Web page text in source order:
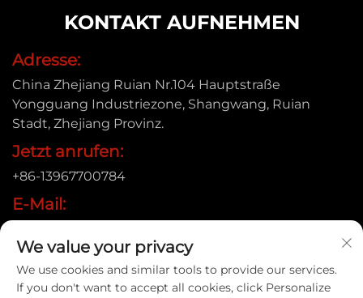
KONTAKT AUFNEHMEN
Adresse:
China Zhejiang Ruian Nr.104 Hauptstraße
Yongguang Industriezone, Shangwang, Ruian
Stadt, Zhejiang Provinz.
Jetzt anrufen:
+86-13967700784
E-Mail:
Urheberrecht © 2025 Ruian Xinye Packaging Machine
We value your privacy
We use cookies and similar tools to provide our services.
If you don't want to accept all cookies, click Personalize